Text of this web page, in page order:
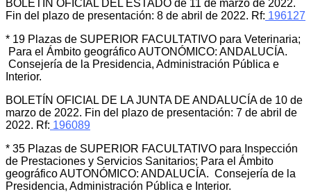
BOLETÍN OFICIAL DEL ESTADO de 11 de marzo de 2022.
Fin del plazo de presentación: 8 de abril de 2022. Rf: 196127
* 19 Plazas de SUPERIOR FACULTATIVO para Veterinaria;
Para el Ámbito geográfico AUTONÓMICO: ANDALUCÍA.
Consejería de la Presidencia, Administración Pública e
Interior.
BOLETÍN OFICIAL DE LA JUNTA DE ANDALUCÍA de 10 de
marzo de 2022. Fin del plazo de presentación: 7 de abril de
2022. Rf: 196089
* 35 Plazas de SUPERIOR FACULTATIVO para Inspección
de Prestaciones y Servicios Sanitarios; Para el Ámbito
geográfico AUTONÓMICO: ANDALUCÍA. Consejería de la
Presidencia, Administración Pública e Interior.